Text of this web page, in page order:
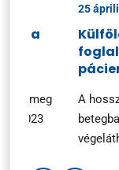
a
meg
2023
25
A